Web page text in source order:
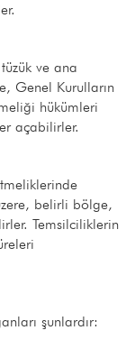
ve ana
Genel Kurulların
hükümleri
açabilirler.
belirli bölge,
Temsilciliklerin
şunlardır: